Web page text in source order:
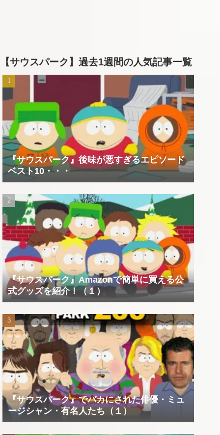
【サウスパーク】過去1週間の人気記事一覧
『サウスパーク』後味が悪すぎるエピソード
ベスト10・・・
『サウスパーク』Amazonで簡単に買える公
式グッズを紹介！（１）
『サウスパーク』でバカにされた俳優・ミュ
ージシャン・有名人たち（１）